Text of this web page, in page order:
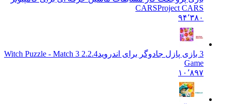
CARSProject CARS
۹۴٬۳۸۰
3 بازی پازل جادوگر برای اندروید
2.2.4 Witch Puzzle - Match 3
Game
۱۰٬۸۹۷